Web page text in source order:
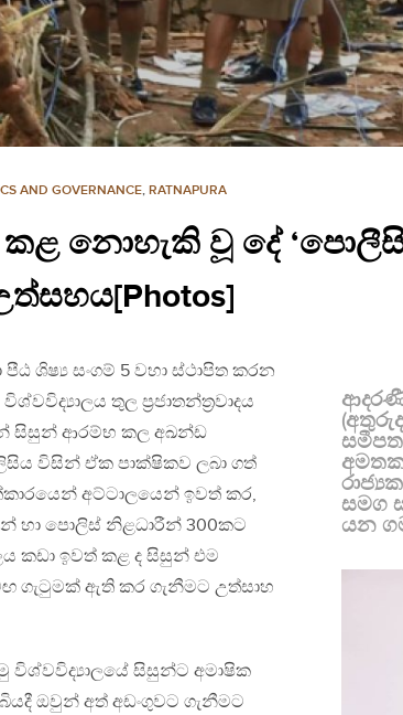
AND GOVERNANCE, RATNAPURA
කළ නොහැකි වූ දේ
ශිෂ්‍ය සංගම් 5 වහා ස්ථාපිත කරන
තුල ප්‍රජාතන්ත්‍රවාදය
සිසුන් ආරම්භ කල අඛන්ඩ
විසින් ඒක පාක්ෂිකව ලබා ගත්
අට්ටාලයෙන් ඉවත් කර,
හා පොලිස් නිළධාරීන් 300කට
කඩා ඉවත් කළ ද සිසුන් එම
ගැටුමක් ඇති කර ගැනීමට උත්සාහ
විශ්වවිද්‍යාලයේ සිසුන්ට අමාෂික
ඔවුන් අත් අඩංගුවට ගැනීමට
සමග
යන